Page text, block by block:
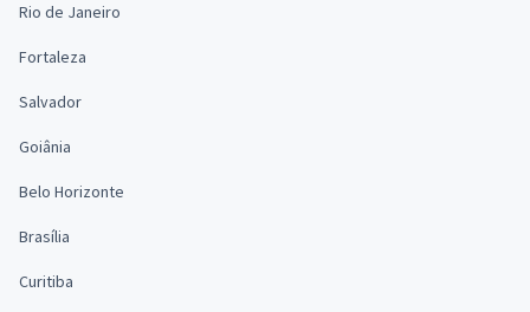
Rio de Janeiro
Fortaleza
Salvador
Goiânia
Belo Horizonte
Brasília
Curitiba